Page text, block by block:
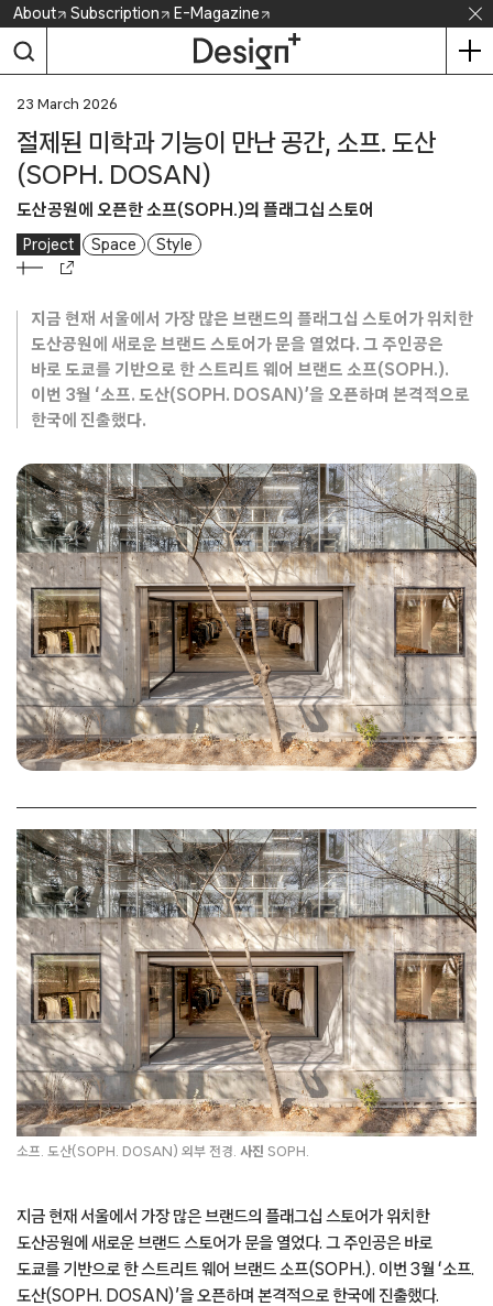
Skip
content
About Subscription E-Magazine
23 March 2026
절제된 미학과 기능이 만난 공간, 소프. 도산
(SOPH. DOSAN)
도산공원에 오픈한 소프(SOPH.)의 플래그십 스토어
Project Space Style
지금 현재 서울에서 가장 많은 브랜드의 플래그십 스토어가 위치한
도산공원에 새로운 브랜드 스토어가 문을 열었다. 그 주인공은
바로 도쿄를 기반으로 한 스트리트 웨어 브랜드 소프(SOPH.).
이번 3월 ‘소프. 도산(SOPH. DOSAN)’을 오픈하며 본격적으로
한국에 진출했다.
소프. 도산(SOPH. DOSAN) 외부 전경. 사진 SOPH.
지금 현재 서울에서 가장 많은 브랜드의 플래그십 스토어가 위치한
도산공원에 새로운 브랜드 스토어가 문을 열었다. 그 주인공은 바로
도쿄를 기반으로 한 스트리트 웨어 브랜드 소프(SOPH.). 이번 3월 ‘소프.
도산(SOPH. DOSAN)’을 오픈하며 본격적으로 한국에 진출했다.